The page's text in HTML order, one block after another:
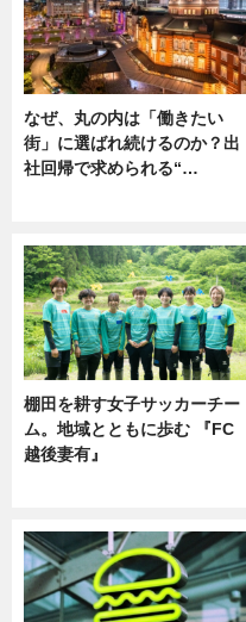
なぜ、丸の内は「働きたい
街」に選ばれ続けるのか？出
社回帰で求められる“…
棚田を耕す女子サッカーチー
ム。地域とともに歩む 『FC
越後妻有』